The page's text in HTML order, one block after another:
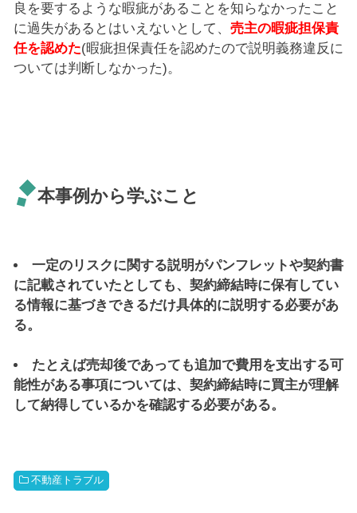
良を要するような暇疵があることを知らなかったこと
に過失があるとはいえないとして、 売主の暇疵担保責
任を認めた(暇疵担保責任を認めたので説明義務違反に
ついては判断しなかった)。
本事例から学ぶこと
一定のリスクに関する説明がパンフレットや契約書
に記載されていたとしても、契約締結時に保有してい
る情報に基づきできるだけ具体的に説明する必要があ
る。
たとえば売却後であっても追加で費用を支出する可
能性がある事項については、契約締結時に買主が理解
して納得しているかを確認する必要がある。
不動産トラブル